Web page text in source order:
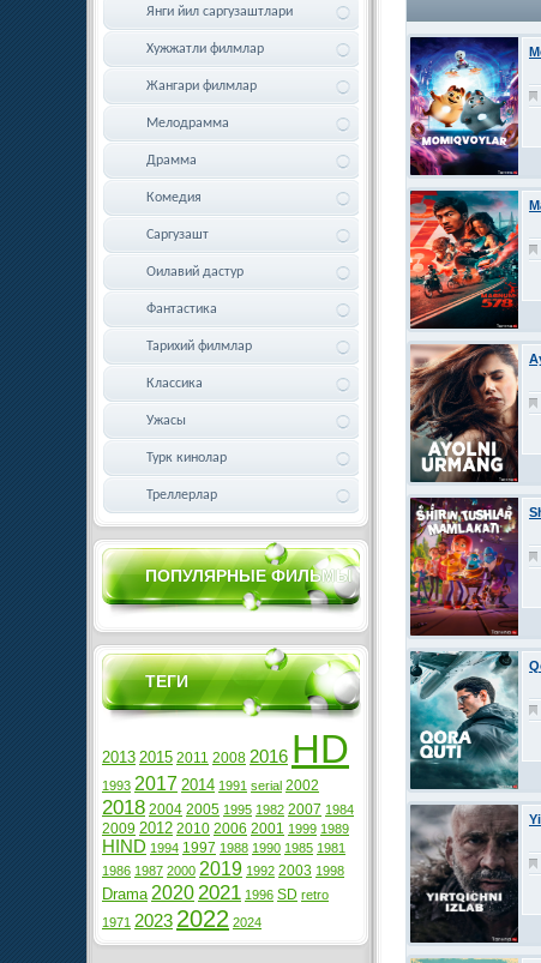
Янги йил саргузаштлари
Хужжатли филмлар
Жангари филмлар
Мелодрамма
Драмма
Комедия
Саргузашт
Оилавий дастур
Фантастика
Тарихий филмлар
Классика
Ужасы
Турк кинолар
Треллерлар
ПОПУЛЯРНЫЕ ФИЛЬМЫ
ТЕГИ
2013 2015 2011 2008 2016 HD
1993 2017 2014 1991 serial 2002
2018 2004 2005 1995 1982 2007 1984
2009 2012 2010 2006 2001 1999 1989
HIND 1994 1997 1988 1990 1985 1981
1986 1987 2000 2019 1992 2003 1998
Drama 2020 2021 1996 SD retro
1971 2023 2022 2024